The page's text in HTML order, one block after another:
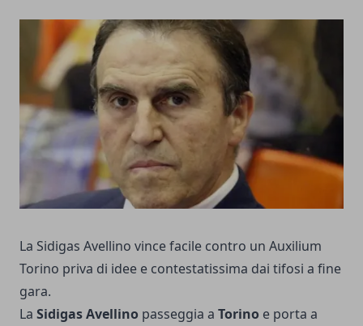
La Sidigas Avellino vince facile contro un Auxilium
Torino priva di idee e contestatissima dai tifosi a fine
gara.
La Sidigas Avellino passeggia a Torino e porta a